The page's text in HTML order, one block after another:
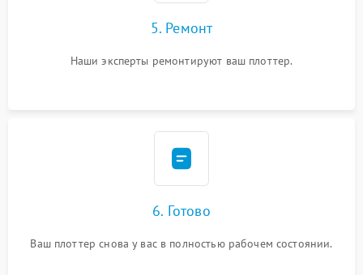
5. Ремонт
Наши эксперты ремонтируют ваш плоттер.
6. Готово
Ваш плоттер снова у вас в полностью рабочем состоянии.